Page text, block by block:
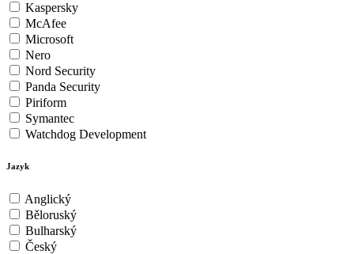
Kaspersky
McAfee
Microsoft
Nero
Nord Security
Panda Security
Piriform
Symantec
Watchdog Development
Jazyk
Anglický
Běloruský
Bulharský
Český